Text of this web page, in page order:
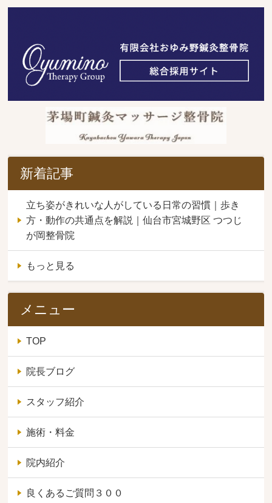
新着記事
立ち姿がきれいな人がしている日常の習慣｜歩き
方・動作の共通点を解説｜仙台市宮城野区 つつじ
が岡整骨院
もっと見る
メニュー
TOP
院長ブログ
スタッフ紹介
施術・料金
院内紹介
良くあるご質問３００